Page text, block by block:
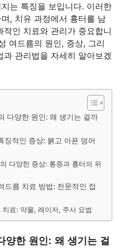
는 특징을 보입니다. 이러한
, 치유 과정에서 흉터를 남
적인 치료와 관리가 중요합니
여드름의 원인, 증상, 그리
과 관리법을 자세히 알아보겠
다양한 원인: 왜 생기는 걸까
징적인 증상: 붉고 아픈 덩어
다양한 증상: 통증과 흉터의 위
드름 치료 방법: 전문적인 접
치료: 약물, 레이저, 주사 요법
양한 원인: 왜 생기는 걸